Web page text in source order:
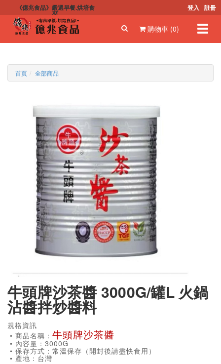
《億兆食品》嚴選早餐.烘培食
材
登入 註冊
購物車 (0)
首頁 全部商品
牛頭牌沙茶醬 3000G/罐L 火鍋
沾醬拌炒醬料
規格資訊
• 商品名稱： 牛頭牌沙茶醬
• 內容量：3000G
• 保存方式：常溫保存（開封後請盡快食用）
• 產地：台灣